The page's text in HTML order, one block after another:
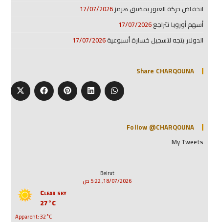
انخفاض حركة العبور بمضيق هرمز17/07/2026
أسهم أوروبا تتراجع17/07/2026
الدولار يتجه لتسجيل خسارة أسبوعية17/07/2026
Share CHARQOUNA
Follow @CHARQOUNA
My Tweets
Beirut
18/07/2026, 5:22 ص
Clear sky
27°C
Apparent: 32°C